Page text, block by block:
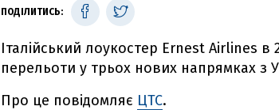
ПОДІЛИТИСЬ:
Італійський лоукостер Ernest Airlines в
перельоти у трьох нових напрямках з
Про це повідомляє ЦТС.